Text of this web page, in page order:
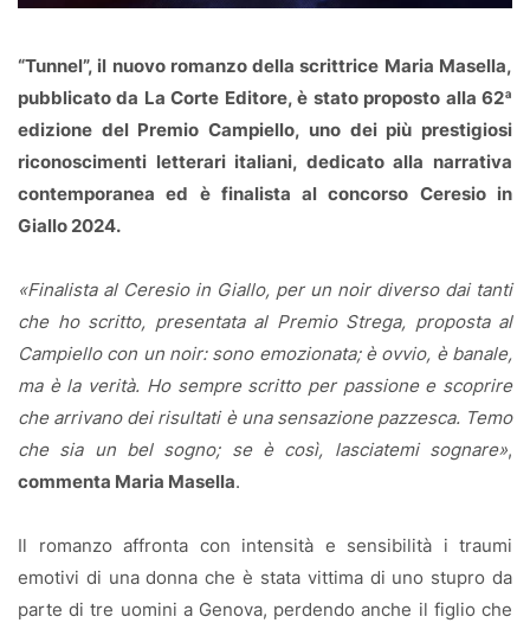
“Tunnel”, il nuovo romanzo della scrittrice Maria Masella,
pubblicato da La Corte Editore, è stato proposto alla 62ª
edizione del Premio Campiello, uno dei più prestigiosi
riconoscimenti letterari italiani, dedicato alla narrativa
contemporanea ed è finalista al concorso Ceresio in
Giallo 2024.
«Finalista al Ceresio in Giallo, per un noir diverso dai tanti
che ho scritto, presentata al Premio Strega, proposta al
Campiello con un noir: sono emozionata; è ovvio, è banale,
ma è la verità. Ho sempre scritto per passione e scoprire
che arrivano dei risultati è una sensazione pazzesca. Temo
che sia un bel sogno; se è così, lasciatemi sognare»,
commenta Maria Masella.
Il romanzo affronta con intensità e sensibilità i traumi
emotivi di una donna che è stata vittima di uno stupro da
parte di tre uomini a Genova, perdendo anche il figlio che